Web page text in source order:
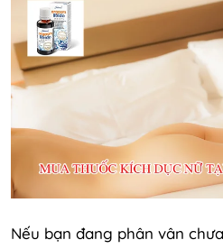
Nếu bạn đang phân vân